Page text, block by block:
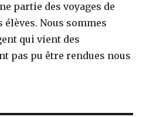
partie des voyages de
élèves. Nous sommes
qui vient des
pas pu être rendues nous